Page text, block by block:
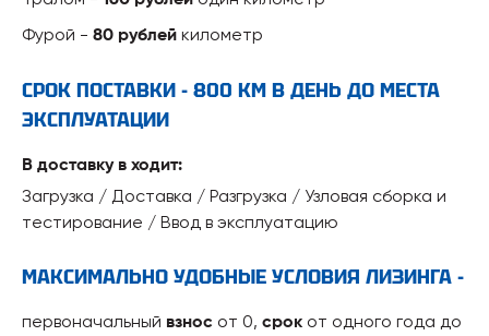
Фурой - 80 рублей километр
СРОК ПОСТАВКИ - 800 КМ В ДЕНЬ ДО МЕСТА
ЭКСПЛУАТАЦИИ
В доставку в ходит:
Загрузка / Доставка / Разгрузка / Узловая сборка и
тестирование / Ввод в эксплуатацию
МАКСИМАЛЬНО УДОБНЫЕ УСЛОВИЯ ЛИЗИНГА -
первоначальный взнос от 0, срок от одного года до